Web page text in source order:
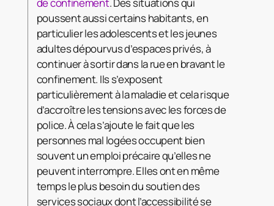
poussent aussi certains habitants, en
particulier les adolescents et les jeunes
adultes dépourvus d’espaces privés, à
continuer à sortir dans la rue en bravant le
confinement. Ils s’exposent
particulièrement à la maladie et cela risque
d’accroître les tensions avec les forces de
police. À cela s’ajoute le fait que les
personnes mal logées occupent bien
souvent un emploi précaire qu’elles ne
peuvent interrompre. Elles ont en même
temps le plus besoin du soutien des
services sociaux dont l’accessibilité se